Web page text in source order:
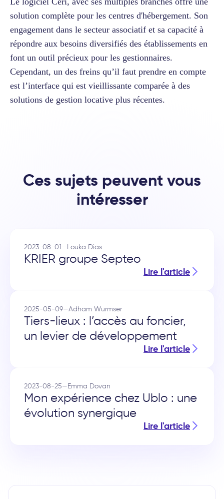
solution complète pour les centres d'hébergement. Son
engagement dans le secteur associatif et sa capacité à
répondre aux besoins diversifiés des établissements en
font un outil précieux pour les gestionnaires.
Cependant, un des freins qu’il faut prendre en compte
est l’interface qui est vieillissante comparée à des
solutions de gestion locative plus récentes.
Ces sujets peuvent vous
intéresser
2023-08-01—Louka Dias
KRIER groupe Septeo
Lire l'article
2025-05-09—Adham Wurmser
Tiers-lieux : l’accès au foncier,
un levier de développement
Lire l'article
2023-08-25—Emma Dovan
Mon expérience chez Ublo : une
évolution synergique
Lire l'article